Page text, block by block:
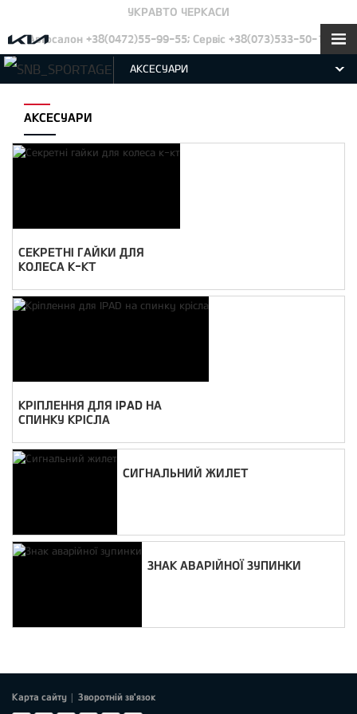
УКРАВТО ЧЕРКАСИ
Автосалон +38(0472)55-99-55; Сервіс +38(073)533-50-12
АКСЕСУАРИ
АКСЕСУАРИ
СЕКРЕТНІ ГАЙКИ ДЛЯ
КОЛЕСА К-КТ
КРІПЛЕННЯ ДЛЯ IPAD НА
СПИНКУ КРІСЛА
СИГНАЛЬНИЙ ЖИЛЕТ
ЗНАК АВАРІЙНОЇ ЗУПИНКИ
Карта сайту Зворотній зв'язок